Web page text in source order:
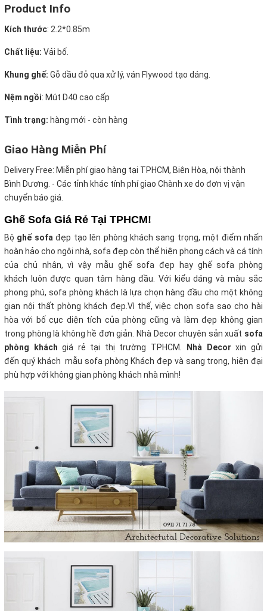
Product Info
Kích thước: 2.2*0.85m
Chất liệu: Vải bố.
Khung ghế: Gỗ dầu đỏ qua xử lý, ván Flywood tạo dáng.
Nệm ngồi: Mút D40 cao cấp
Tình trạng: hàng mới - còn hàng
Giao Hàng Miễn Phí
Delivery Free: Miễn phí giao hàng tại TPHCM, Biên Hòa, nội thành
Bình Dương. - Các tỉnh khác tính phí giao Chành xe do đơn vị vận
chuyển báo giá.
Ghế Sofa Giá Rẻ Tại TPHCM!
Bộ ghế sofađẹp tạo lên phòng khách sang trọng, một điểm nhấn
hoàn hảo cho ngôi nhà, sofa đẹp còn thể hiện phong cách và cá tính
của chủ nhân, vì vậy mẫu ghế sofa đẹp hay ghế sofa phòng
khách luôn được quan tâm hàng đầu. Với kiểu dáng và màu sắc
phong phú, sofa phòng khách là lựa chọn hàng đầu cho một không
gian nội thất phòng khách đẹp.Vì thế, việc chọn sofa sao cho hài
hòa với bố cục diện tích của phòng cũng và làm đẹp không gian
trong phòng là không hề đơn giản. Nhà Decor chuyên sản xuất sofa
phòng khách giá rẻ tại thị trường TPHCM. Nhà Decor xin gửi
đến quý khách mẫu sofa phòng Khách đẹp và sang trọng, hiện đại
phù hợp với không gian phòng khách nhà mình!